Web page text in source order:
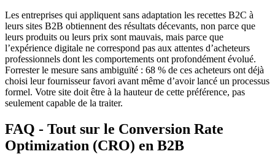
Les entreprises qui appliquent sans adaptation les recettes B2C à
leurs sites B2B obtiennent des résultats décevants, non parce que
leurs produits ou leurs prix sont mauvais, mais parce que
l’expérience digitale ne correspond pas aux attentes d’acheteurs
professionnels dont les comportements ont profondément évolué.
Forrester le mesure sans ambiguïté : 68 % de ces acheteurs ont déjà
choisi leur fournisseur favori avant même d’avoir lancé un processus
formel. Votre site doit être à la hauteur de cette préférence, pas
seulement capable de la traiter.
FAQ - Tout sur le Conversion Rate
Optimization (CRO) en B2B